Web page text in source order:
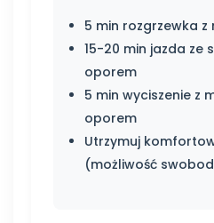
5 min rozgrzewka
15-20 min jazda ze
oporem
5 min wyciszenie z
oporem
Utrzymuj
(możliwość